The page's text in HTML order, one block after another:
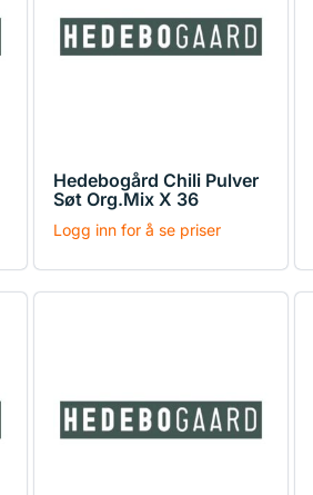
Hedebogård Chili Pulver
Søt Org.Mix X 36
Logg inn for å se priser